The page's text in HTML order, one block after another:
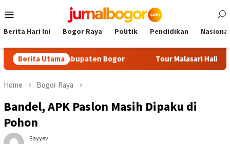
to
Menu
Berita Hari Ini Bogor Raya Politik Pendidikan Nasional
Berita Utama
Kabupaten Bogor Tour Malasari Halimun Salak Kian
Home Bogor Raya
Bandel, APK Paslon Masih Dipaku di
Pohon
Sayyev